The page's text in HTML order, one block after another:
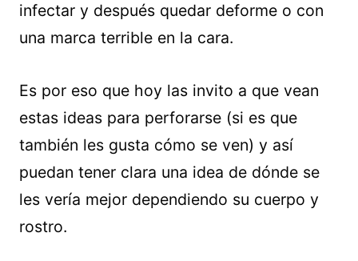
infectar y después quedar deforme o con
una marca terrible en la cara.
Es por eso que hoy las invito a que vean
estas ideas para perforarse (si es que
también les gusta cómo se ven) y así
puedan tener clara una idea de dónde se
les vería mejor dependiendo su cuerpo y
rostro.